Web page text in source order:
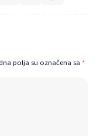
polja su označena sa *